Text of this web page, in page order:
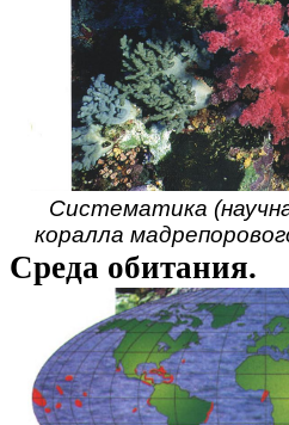
Систематика
коралла
Среда обитания.